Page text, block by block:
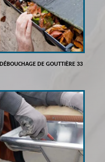
DÉBOUCHAGE DE GOUTTIÈRE 33